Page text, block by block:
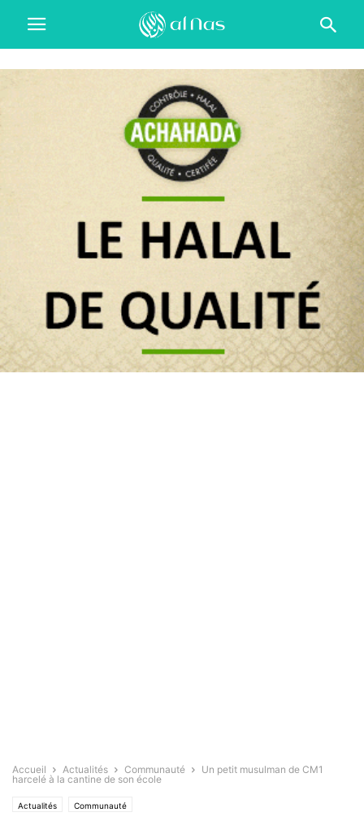
Accueil Actualités Communauté
Un petit musulman de CM1
harcelé à la cantine de son école
Actualités Communauté